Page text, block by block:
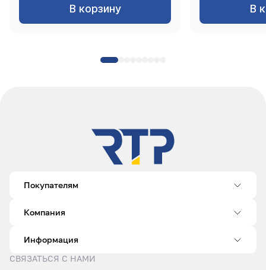
В корзину В
Покупателям
Компания
Информация
СВЯЗАТЬСЯ С НАМИ